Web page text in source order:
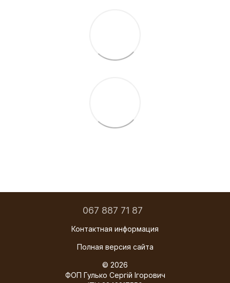
067 887 71 87
Контактная информация
Полная версия сайта
© 2026
ФОП Гулько Сергій Ігорович